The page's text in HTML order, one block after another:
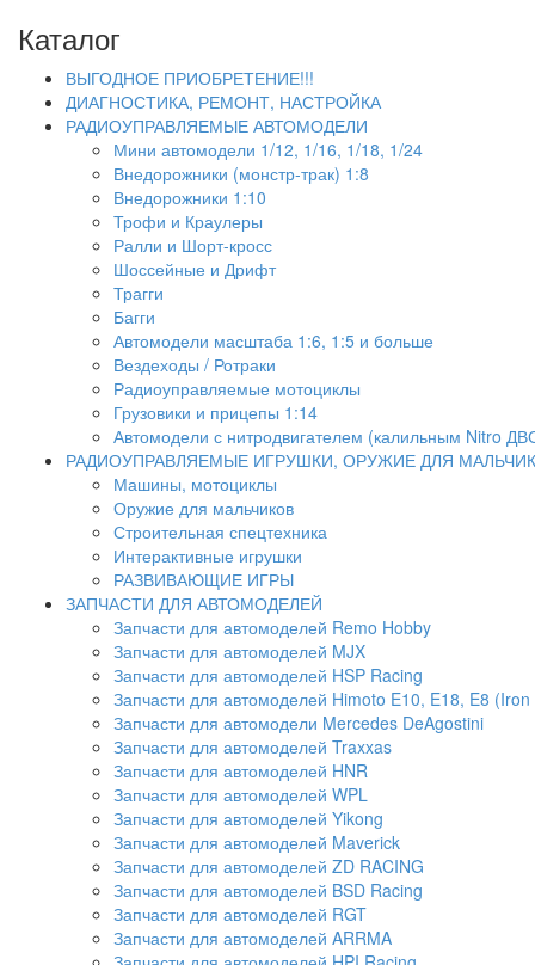
Каталог
ВЫГОДНОЕ ПРИОБРЕТЕНИЕ!!!
ДИАГНОСТИКА, РЕМОНТ, НАСТРОЙКА
РАДИОУПРАВЛЯЕМЫЕ АВТОМОДЕЛИ
Мини автомодели 1/12, 1/16, 1/18, 1/24
Внедорожники (монстр-трак) 1:8
Внедорожники 1:10
Трофи и Краулеры
Ралли и Шорт-кросс
Шоссейные и Дрифт
Трагги
Багги
Автомодели масштаба 1:6, 1:5 и больше
Вездеходы / Ротраки
Радиоуправляемые мотоциклы
Грузовики и прицепы 1:14
Автомодели с нитродвигателем (калильным Nitro
РАДИОУПРАВЛЯЕМЫЕ ИГРУШКИ, ОРУЖИЕ ДЛЯ
Машины, мотоциклы
Оружие для мальчиков
Строительная спецтехника
Интерактивные игрушки
РАЗВИВАЮЩИЕ ИГРЫ
ЗАПЧАСТИ ДЛЯ АВТОМОДЕЛЕЙ
Запчасти для автомоделей Remo Hobby
Запчасти для автомоделей MJX
Запчасти для автомоделей HSP Racing
Запчасти для автомоделей Himoto E10, E18, E8
Запчасти для автомодели Mercedes DeAgostini
Запчасти для автомоделей Traxxas
Запчасти для автомоделей HNR
Запчасти для автомоделей WPL
Запчасти для автомоделей Yikong
Запчасти для автомоделей Maverick
Запчасти для автомоделей ZD RACING
Запчасти для автомоделей BSD Racing
Запчасти для автомоделей RGT
Запчасти для автомоделей ARRMA